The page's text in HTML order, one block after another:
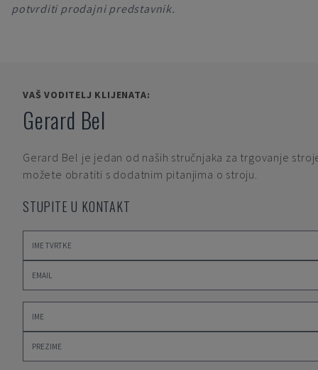
potvrditi prodajni predstavnik.
VAŠ VODITELJ KLIJENATA:
Gerard Bel
Gerard Bel je jedan od naših stručnjaka za trgovanje
možete obratiti s dodatnim pitanjima o stroju.
STUPITE U KONTAKT